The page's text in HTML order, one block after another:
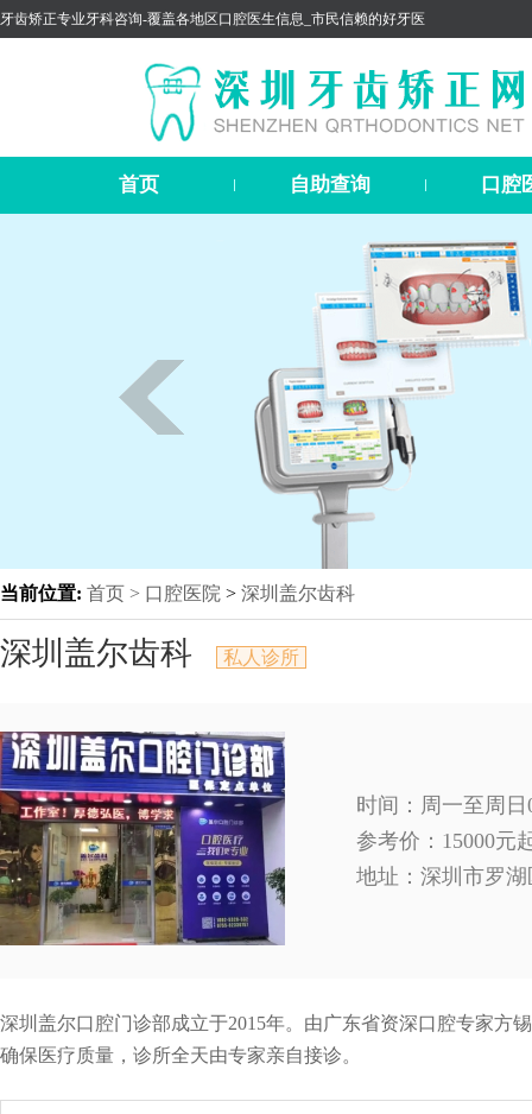
牙齿矫正专业牙科咨询-覆盖各地区口腔医生信息_市民信赖的好牙医
首页 自助查询 口腔
当前位置: 首页 > 口腔医院 > 深圳盖尔齿科
深圳盖尔齿科 私人诊所
时间：周一至周日
参考价：15000元
地址： 深圳市罗
深圳盖尔口腔门诊部成立于2015年。由广东省资深口腔专家方
确保医疗质量，诊所全天由专家亲自接诊。